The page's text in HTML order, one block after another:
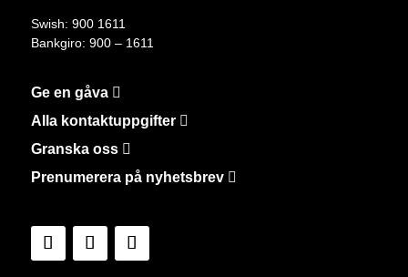
Swish: 900 1611
Bankgiro: 900 – 1611
Ge en gåva
Alla kontaktuppgifter
Granska oss
Prenumerera på nyhetsbrev